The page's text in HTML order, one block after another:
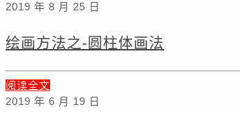
2019 年 8 月 25 日
绘画方法之-圆柱体画法
阅读全文
2019 年 6 月 19 日